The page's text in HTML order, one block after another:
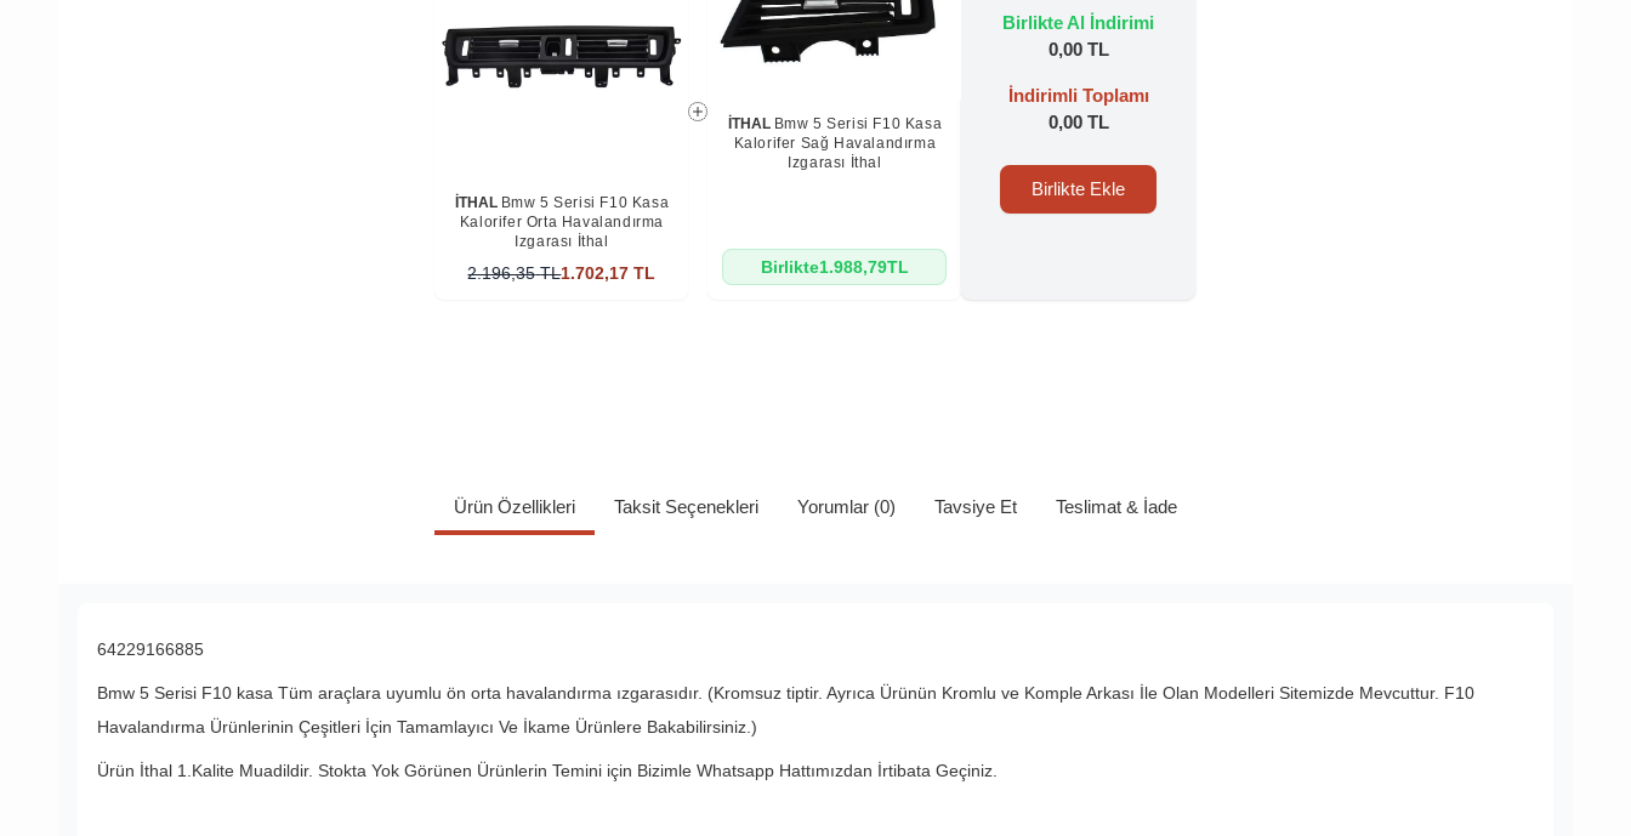
İTHAL Bmw 5 Serisi F10 Kasa
Kalorifer Orta Havalandırma
Izgarası İthal
2.196,35 TL1.702,17 TL
İTHAL Bmw 5 Serisi F10 Kasa
Kalorifer Sağ Havalandırma
Izgarası İthal
Birlikte1.988,79TL
Birlikte Al İndirimi
0,00 TL
İndirimli Toplamı
0,00 TL
Birlikte Ekle
Ürün Özellikleri Taksit Seçenekleri Yorumlar (0) Tavsiye Et Teslimat & İade
64229166885
Bmw 5 Serisi F10 kasa Tüm araçlara uyumlu ön orta havalandırma ızgarasıdır. (Kromsuz tiptir. Ayrıca Ürünün Kromlu ve Komple Arkası İle Olan Modelleri Sitemizde Mevcuttur. F10
Havalandırma Ürünlerinin Çeşitleri İçin Tamamlayıcı Ve İkame Ürünlere Bakabilirsiniz.)
Ürün İthal 1.Kalite Muadildir. Stokta Yok Görünen Ürünlerin Temini için Bizimle Whatsapp Hattımızdan İrtibata Geçiniz.